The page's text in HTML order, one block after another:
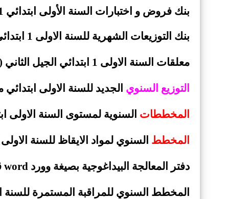
بنك فروض و اختبارات السنة الأولى ابتدائي 1 الجيل
بنك التوزيعات الشهرية للسنة الاولى 1 ابتدائي الجيل الثاني
معلقات السنة الاولى 1 ابتدائي الجيل الثاني (
التوزيع السنوي الجديد للسنة الاولى ابتدائي
المخططات السنوية لمستوى السنة الاولى
المخطط السنوي لمواد الايقاظ للسنة الاولى
دفتر المعالجة البيداغوجية بصيغة وورد word قابل للتعديل
المخطط السنوي للمراقبة المستمرة للسنة